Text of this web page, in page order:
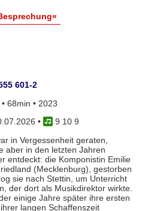
601-2
68min • 2023
•
9 10 9
in Vergessenheit geraten,
aber in den letzten Jahren
entdeckt: die Komponistin Emilie
(Mecklenburg), gestorben
sie nach Stettin, um Unterricht
der dort als Musikdirektor wirkte.
einige Jahre später ihre ersten
langen Schaffenszeit